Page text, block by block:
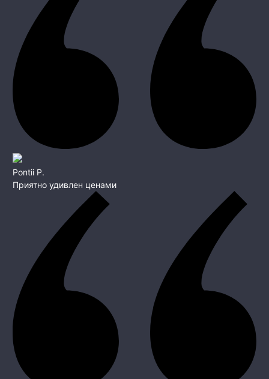
Pontii P.
Приятно удивлен ценами